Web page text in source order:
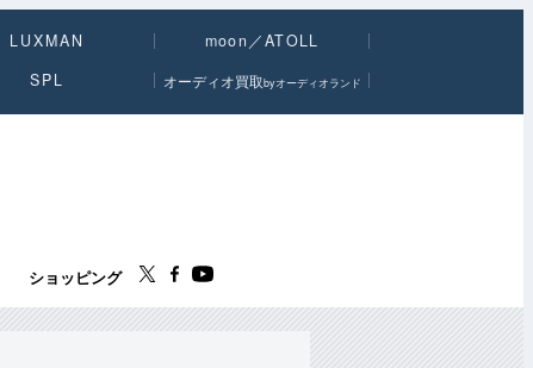
LUXMAN
moon／ATOLL
SPL オーディオ買取byオーディオランド
ショッピング